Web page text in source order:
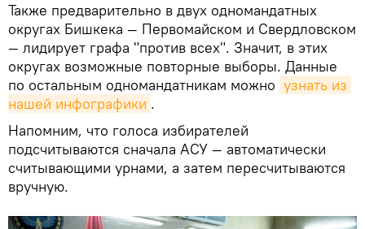
Также предварительно в двух одномандатных
округах Бишкека — Первомайском и Свердловском
— лидирует графа "против всех". Значит, в этих
округах возможные повторные выборы. Данные
по остальным одномандатникам можно узнать из
нашей инфографики .
Напомним, что голоса избирателей
подсчитываются сначала АСУ — автоматически
считывающими урнами, а затем пересчитываются
вручную.